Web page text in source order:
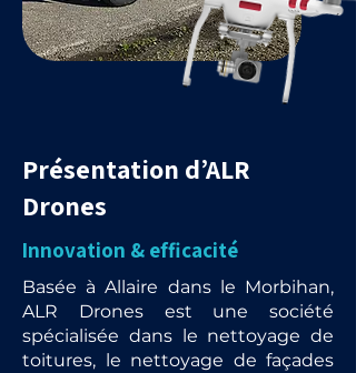
Présentation d’ALR
Drones
Innovation & efficacité
Basée à Allaire dans le Morbihan,
ALR Drones est une société
spécialisée dans le nettoyage de
toitures, le nettoyage de façades